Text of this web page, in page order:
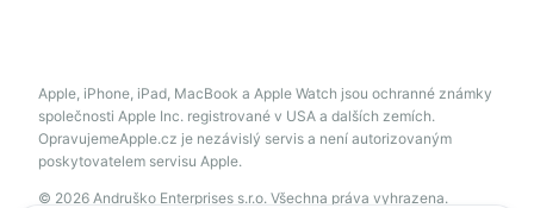
Apple, iPhone, iPad, MacBook a Apple Watch jsou ochranné známky
společnosti Apple Inc. registrované v USA a dalších zemích.
OpravujemeApple.cz je nezávislý servis a není autorizovaným
poskytovatelem servisu Apple.
© 2026 Andruško Enterprises s.r.o. Všechna práva vyhrazena.